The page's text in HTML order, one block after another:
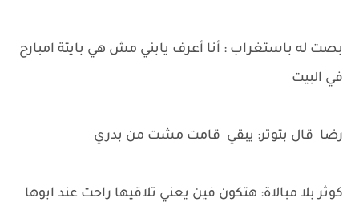
بصت له باستغراب : أنا أعرف يابني مش هي بايتة امبارح
في البيت
رضا قال بتوتر: يبقي قامت مشت من بدري
كوثر بلا مبالاة: هتكون فين يعني تلاقيها راحت عند ابوها